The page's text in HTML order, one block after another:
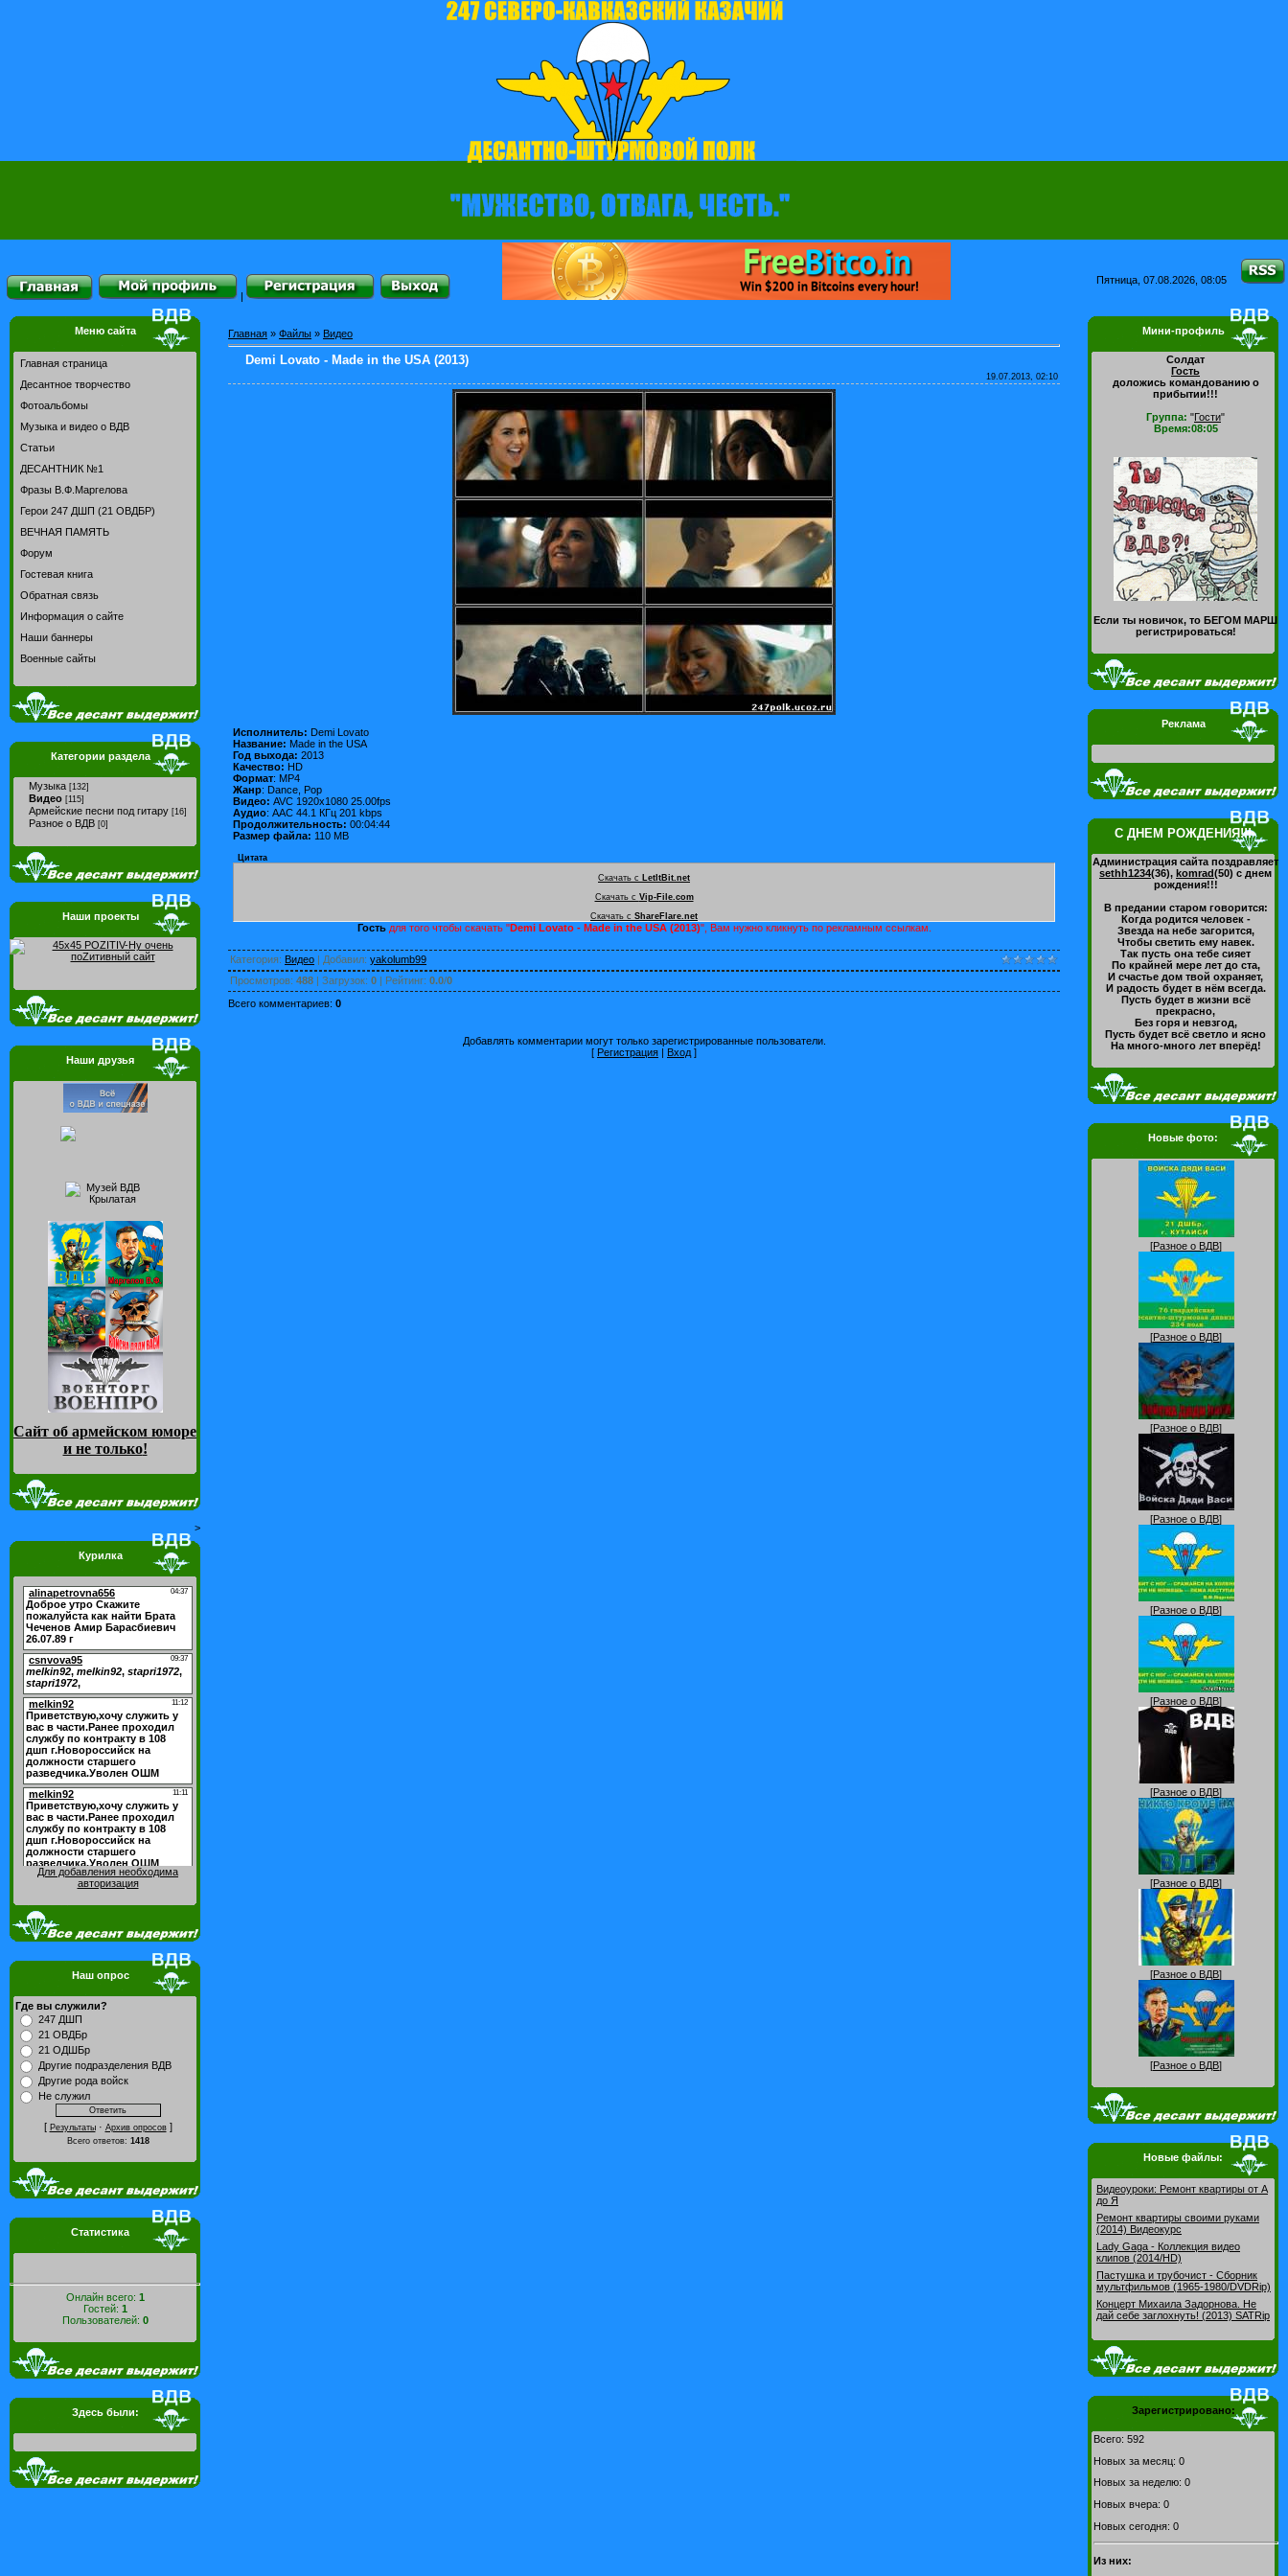
|
Пятница, 07.08.2026, 08:05
Меню сайта
Главная страница
Десантное творчество
Фотоальбомы
Музыка и видео о ВДВ
Статьи
ДЕСАНТНИК №1
Фразы В.Ф.Маргелова
Герои 247 ДШП (21 ОВДБР)
ВЕЧНАЯ ПАМЯТЬ
Форум
Гостевая книга
Обратная связь
Информация о сайте
Наши баннеры
Военные сайты
Категории раздела
Музыка [132]
Видео [115]
Армейские песни под гитару [16]
Разное о ВДВ [0]
Наши проекты
Наши друзья
Сайт об армейском юморе
и не только!
>
Курилка
Для добавления необходима
авторизация
Наш опрос
Где вы служили?
247 ДШП
21 ОВДБр
21 ОДШБр
Другие подразделения ВДВ
Другие рода войск
Не служил
[ Результаты· Архив опросов]
Всего ответов: 1418
Статистика
Онлайн всего: 1
Гостей: 1
Пользователей: 0
Здесь были:
Главная » Файлы » Видео
Demi Lovato - Made in the USA (2013)
19.07.2013, 02:10
Исполнитель: Demi Lovato
Название: Made in the USA
Год выхода: 2013
Качество: HD
Формат: MP4
Жанр: Dance, Pop
Видео: AVC 1920x1080 25.00fps
Аудио: AAC 44.1 КГц 201 kbps
Продолжительность: 00:04:44
Размер файла: 110 MB
Цитата
Скачать с
LetItBit.net
Скачать с Vip-File.com
Скачать с ShareFlare.net
Гостьдля того чтобы скачать "Demi Lovato - Made in the USA (2013)", Вам нужно кликнуть по рекламным ссылкам.
Категория: Видео | Добавил: yakolumb99
Просмотров: 488 | Загрузок: 0 | Рейтинг: 0.0/0
Всего комментариев: 0
Добавлять комментарии могут только зарегистрированные пользователи.
[ Регистрация | Вход ]
Мини-профиль
Солдат
Гость
доложись командованию о
прибытии!!!
Группа: "Гости"
Время:08:05
Если ты новичок, то БЕГОМ МАРШ
регистрироваться!
Реклама
С ДНЕМ РОЖДЕНИЯ!!!
Администрация сайта поздравляет
sethh1234(36), komrad(50) с днем
рождения!!!
В предании старом говорится:
Когда родится человек -
Звезда на небе загорится,
Чтобы светить ему навек.
Так пусть она тебе сияет
По крайней мере лет до ста,
И счастье дом твой охраняет,
И радость будет в нём всегда.
Пусть будет в жизни всё
прекрасно,
Без горя и невзгод,
Пусть будет всё светло и ясно
На много-много лет вперёд!
Новые фото:
[Разное о ВДВ]
[Разное о ВДВ]
[Разное о ВДВ]
[Разное о ВДВ]
[Разное о ВДВ]
[Разное о ВДВ]
[Разное о ВДВ]
[Разное о ВДВ]
[Разное о ВДВ]
[Разное о ВДВ]
Новые файлы:
Видеоуроки: Pемонт квартиры от А
до Я
Ремонт квартиры своими руками
(2014) Видеокурс
Lady Gaga - Коллекция видео
клипов (2014/HD)
Пастушка и трубочист - Сборник
мультфильмов (1965-1980/DVDRip)
Концерт Михаила Задорнова. Не
дай себе заглохнуть! (2013) SATRip
Зарегистрировано:
Всего: 592
Новых за месяц: 0
Новых за неделю: 0
Новых вчера: 0
Новых сегодня: 0
Из них: